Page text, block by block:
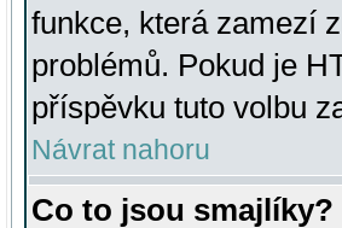
funkce, která zamezí
problémů. Pokud je
příspěvku tuto volbu
Návrat nahoru
Co to jsou smajlíky?